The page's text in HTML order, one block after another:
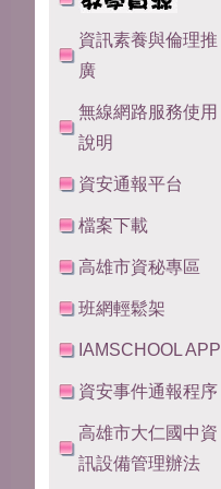
資訊素養與倫理推
廣
無線網路服務使用
說明
資安通報平台
檔案下載
高雄市資秘專區
班網輕鬆架
IAMSCHOOL APP
資安事件通報程序
高雄市大仁國中資
訊設備管理辦法